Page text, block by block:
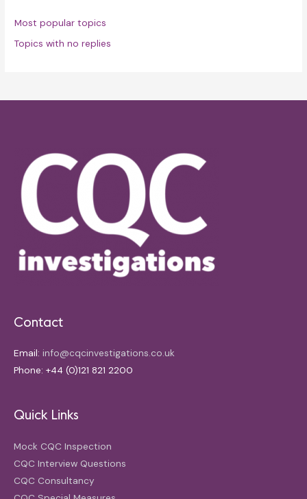
Most popular topics
Topics with no replies
Contact
Email: info@cqcinvestigations.co.uk
Phone: +44 (0)121 821 2200
Quick Links
Mock CQC Inspection
CQC Interview Questions
CQC Consultancy